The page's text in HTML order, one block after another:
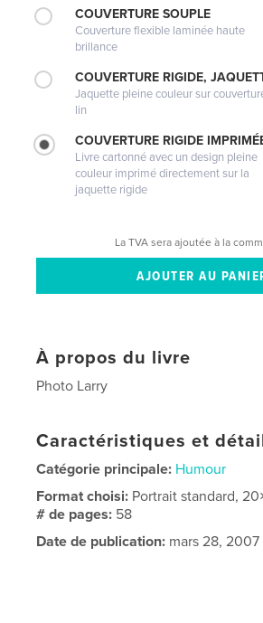
COUVERTURE SOUPLE
Couverture flexible laminée haute
brillance
COUVERTURE RIGIDE,
Jaquette pleine couleur sur
lin
COUVERTURE RIGIDE
Livre cartonné avec un design pleine
couleur imprimé directement sur la
jaquette rigide
La TVA sera ajoutée à la
À propos du livre
Photo Larry
Caractéristiques et
Catégorie principale: Humour
Format choisi: Portrait standard,
# de pages: 58
Date de publication: mars 28, 2007